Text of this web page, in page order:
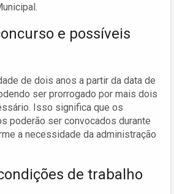
e possíveis
de dois anos a partir da data de
ser prorrogado por mais dois
Isso significa que os
poderão ser convocados durante
a necessidade da administração
de trabalho